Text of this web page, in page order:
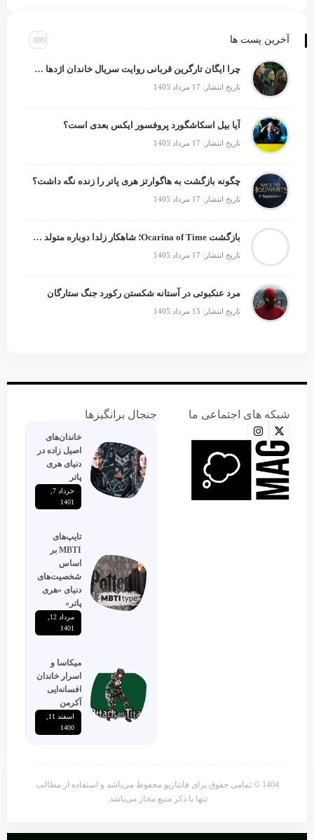
آخرین پست ها
چرا ایگان تارگرین قربانی روایت سریال خاندان اژدها شد؟
تاریخ انتشار: 17 مرداد 1405
آیا بیل اسکاشگورد پروفسور ایکس بعدی است؟
تاریخ انتشار: 17 مرداد 1405
چگونه بازگشت به هاگوارتز هری پاتر را زنده نگه داشت؟
تاریخ انتشار: 17 مرداد 1405
بازگشت Ocarina of Time؛ شاهکار زلدا دوباره متولد می‌شود
تاریخ انتشار: 17 مرداد 1405
مرد عنکبوتی در آستانه شکستن رکورد جنگ ستارگان
تاریخ انتشار: 15 مرداد 1405
شبکه های اجتماعی ما جنجال برانگیزها
خاندان‌های
اصیل زاده‌ در
دنیای هری
پاتر
خرداد 7,
1401
تایپ‌های
MBTI بر
اساس
شخصیت‌های
دنیای «هری
پاتر»
مرداد 12,
1401
میکاسا و
اسرار خاندان
افسانه‌ایی
آکرمن
اسفند 11,
1400
1404 © تمامی حقوق برای فانتازیو محفوظ می‌باشد و استفاده از مطالب
تنها با ذکر منبع مجاز می‌باشد.